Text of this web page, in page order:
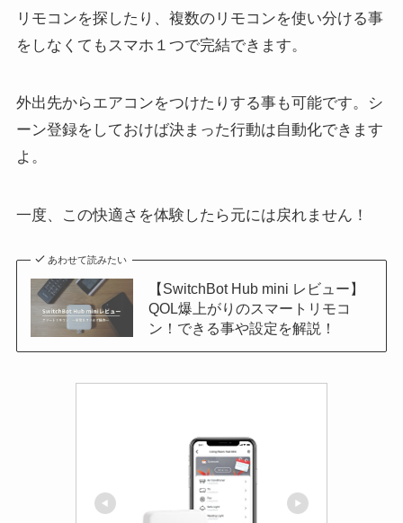
リモコンを探したり、複数のリモコンを使い分ける事
をしなくてもスマホ１つで完結できます。
外出先からエアコンをつけたりする事も可能です。シ
ーン登録をしておけば決まった行動は自動化できます
よ。
一度、この快適さを体験したら元には戻れません！
あわせて読みたい
【SwitchBot Hub mini レビュー】
QOL爆上がりのスマートリモコ
ン！できる事や設定を解説！